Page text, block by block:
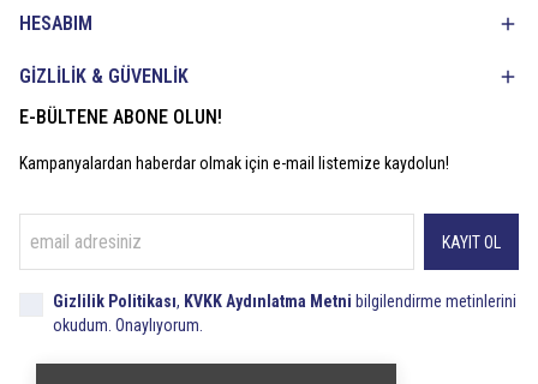
HESABIM
GİZLİLİK & GÜVENLİK
E-BÜLTENE ABONE OLUN!
Kampanyalardan haberdar olmak için e-mail listemize kaydolun!
KAYIT OL
Gizlilik Politikası, KVKK Aydınlatma Metni bilgilendirme metinlerini
okudum. Onaylıyorum.